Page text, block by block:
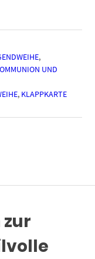
,
UND
, KLAPPKARTE